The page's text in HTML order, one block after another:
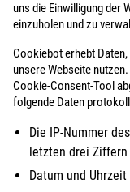
uns die Einwilligung der
einzuholen und zu
Cookiebot erhebt
unsere Webseite
Cookie-Consent-Tool
folgende Daten
Die IP-Nummer
letzten drei
Datum und